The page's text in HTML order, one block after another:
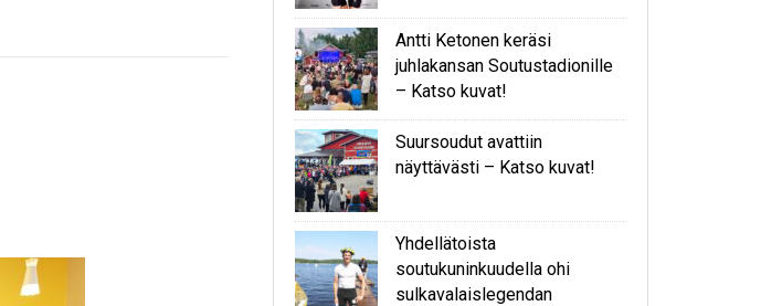
Antti Ketonen keräsi
juhlakansan Soutustadionille
– Katso kuvat!
Suursoudut avattiin
näyttävästi – Katso kuvat!
Yhdellätoista
soutukuninkuudella ohi
sulkavalaislegendan